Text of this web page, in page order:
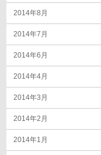
2014年8月
2014年7月
2014年6月
2014年4月
2014年3月
2014年2月
2014年1月